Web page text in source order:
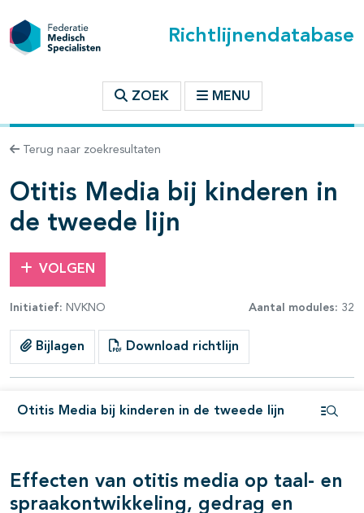
Richtlijnendatabase
ZOEK MENU
Terug naar zoekresultaten
Otitis Media bij kinderen in
de tweede lijn
VOLGEN
Initiatief: NVKNO Aantal modules: 32
Bijlagen Download richtlijn
Otitis Media bij kinderen in de tweede lijn
binnen deze richtlijn
open- en dichtklappen
open- en dichtklappen
Effecten van otitis media op taal- en
spraakontwikkeling, gedrag en